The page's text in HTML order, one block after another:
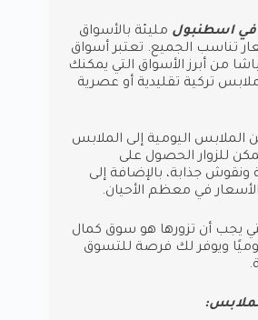
في اسطنبول مليئة بالأسواق
تناسب الجميع. تعتبر أسواق
من أبرز الأسواق التي يمكنك
تركية تقليدية أو عصرية
اليومية إلى الملابس
للزوار الحصول على
ونقوش جذابة، بالإضافة إلى
في معظم الأحيان.
يجب أن تزورها هو سوق كمال
يوميًا ويوفر لك فرصة للتسوق